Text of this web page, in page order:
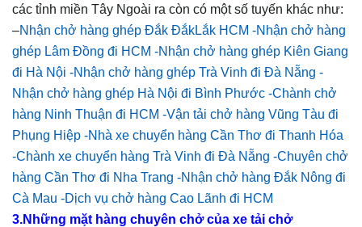
các tỉnh miền Tây Ngoài ra còn có một số tuyến khác như:
–Nhận chở hàng ghép Đắk ĐắkLắk HCM -Nhận chở hàng
ghép Lâm Đồng đi HCM -Nhận chở hàng ghép Kiên Giang
đi Hà Nội -Nhận chở hàng ghép Trà Vinh đi Đà Nẵng -
Nhận chở hàng ghép Hà Nội đi Bình Phước -Chành chở
hàng Ninh Thuận đi HCM -Vận tải chở hàng Vũng Tàu đi
Phụng Hiệp -Nhà xe chuyển hàng Cần Thơ đi Thanh Hóa
-Chành xe chuyển hàng Trà Vinh đi Đà Nẵng -Chuyên chở
hàng Cần Thơ đi Nha Trang -Nhận chở hàng Đắk Nông đi
Cà Mau -Dịch vụ chở hàng Cao Lãnh đi HCM
3.Những mặt hàng chuyên chở của xe tải chở